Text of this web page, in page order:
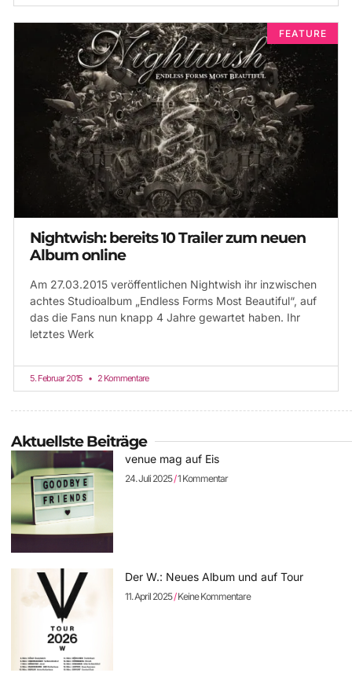
FEATURE
Nightwish: bereits 10 Trailer zum neuen
Album online
Am 27.03.2015 veröffentlichen Nightwish ihr inzwischen
achtes Studioalbum „Endless Forms Most Beautiful“, auf
das die Fans nun knapp 4 Jahre gewartet haben. Ihr
letztes Werk
5. Februar 2015 2 Kommentare
Aktuellste Beiträge
venue mag auf Eis
24. Juli 2025 1 Kommentar
Der W.: Neues Album und auf Tour
11. April 2025 Keine Kommentare